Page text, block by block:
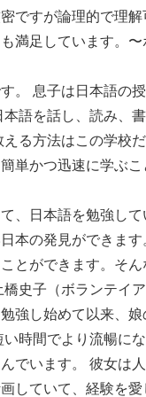
ですが論理的で理
満足しています。
。 息子は日本語の
本語を話し、読み、
る方法はこの学校
単かつ迅速に学ぶ
、日本語を勉強し
本の発見ができま
とができます。そ
史子（ボランテイア
強し始めて以来、
い時間でより流暢に
でいます。 彼女は
していて、経験を